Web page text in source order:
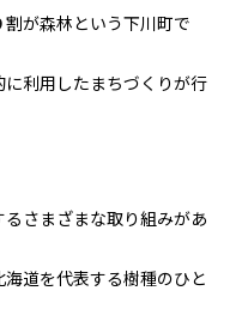
が森林という下川町で
利用したまちづくりが行
さまざまな取り組みがあ
道を代表する樹種のひと